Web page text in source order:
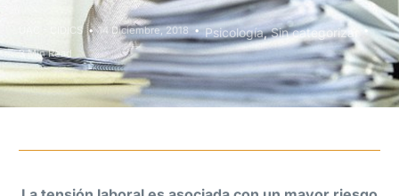
UAC - CIDICS 14 Diciembre, 2018 Psicología,Sin categorizar
3 Min Read